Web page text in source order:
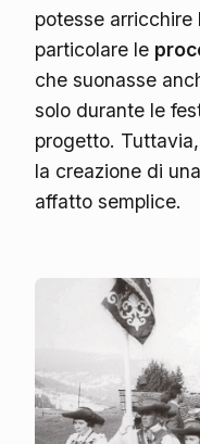
potesse arricchire
particolare le
che suonasse
solo durante le
progetto.
la creazione di
affatto semplice.